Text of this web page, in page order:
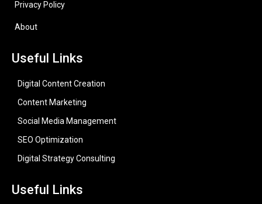
Privacy Policy
About
Useful Links
Digital Content Creation
Content Marketing
Social Media Management
SEO Optimization
Digital Strategy Consulting
Useful Links